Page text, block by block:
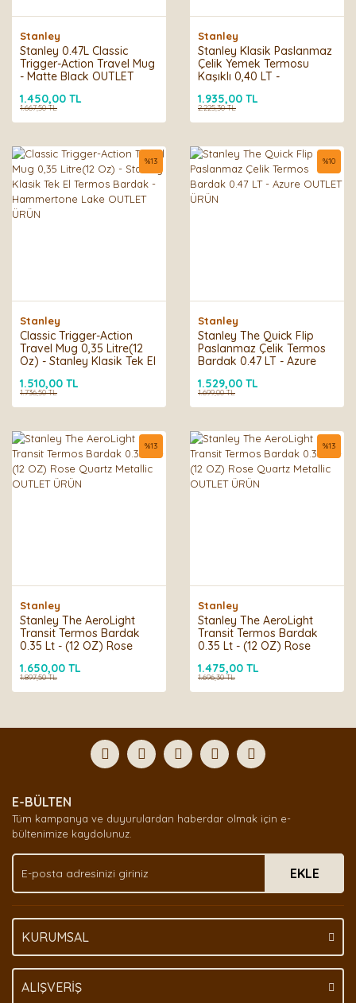
Stanley
Stanley 0.47L Classic
Trigger-Action Travel Mug
- Matte Black OUTLET
1.450,00 TL
1.667,50 TL
Stanley
Stanley Klasik Paslanmaz
Çelik Yemek Termosu
Kaşıklı 0,40 LT -
OUTLET ÜRÜN
1.935,00 TL
2.225,30 TL
Stanley
Classic Trigger-Action
Travel Mug 0,35 Litre(12
Oz) - Stanley Klasik Tek El
Hammertone Lake
OUTLET ÜRÜN
%13
1.510,00 TL
1.736,50 TL
Stanley
Stanley The Quick Flip
Paslanmaz Çelik Termos
Bardak 0.47 LT - Azure
%10
1.529,00 TL
1.699,00 TL
Stanley
Stanley The AeroLight
Transit Termos Bardak
0.35 Lt - (12 OZ) Rose
ÜRÜN
%13
1.650,00 TL
1.897,50 TL
Stanley
Stanley The AeroLight
Transit Termos Bardak
0.35 Lt - (12 OZ) Rose
ÜRÜN
%13
1.475,00 TL
1.696,30 TL
E-BÜLTEN
Tüm kampanya ve duyurulardan haberdar olmak için e-
bültenimize kaydolunuz.
EKLE
KURUMSAL
ALIŞVERİŞ